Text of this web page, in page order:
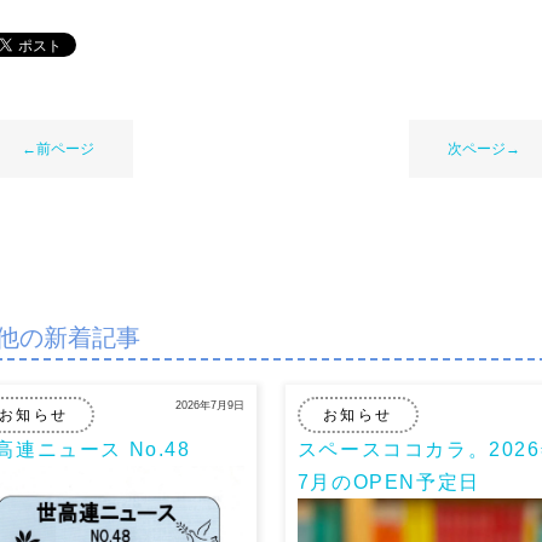
←前ページ 次ページ→
の新着記事
知らせ
2026年7月9日
連ニュース No.48
お知らせ
スペースココカラ。
7月のOPEN予定日